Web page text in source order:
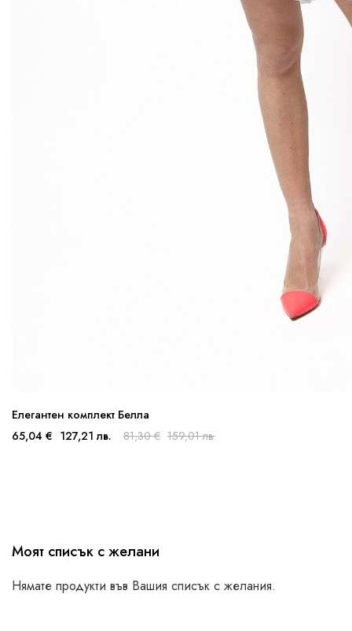
Елегантен комплект Белла
65,04 € 127,21 лв. 81,30 € 159,01 лв.
Моят списък с желани
Нямате продукти във Вашия списък с желания.